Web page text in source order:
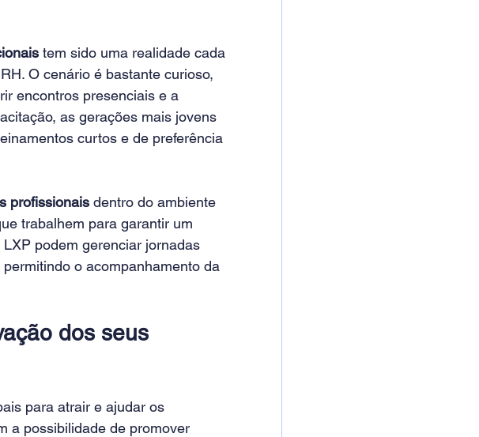
tem sido uma realidade cada
O cenário é bastante curioso,
encontros presenciais e a
as gerações mais jovens
curtos e de preferência
profissionais dentro do ambiente
trabalhem para garantir um
podem gerenciar jornadas
o acompanhamento da
dos seus
para atrair e ajudar os
a possibilidade de promover